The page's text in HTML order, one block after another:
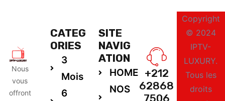
Nous
vous
offront
CATEG
ORIES
3
Mois
6
SITE
NAVIG
ATION
HOME
NOS
+212
62868
7506
Copyright
© 2024
IPTV-
LUXURY.
Tous les
droits